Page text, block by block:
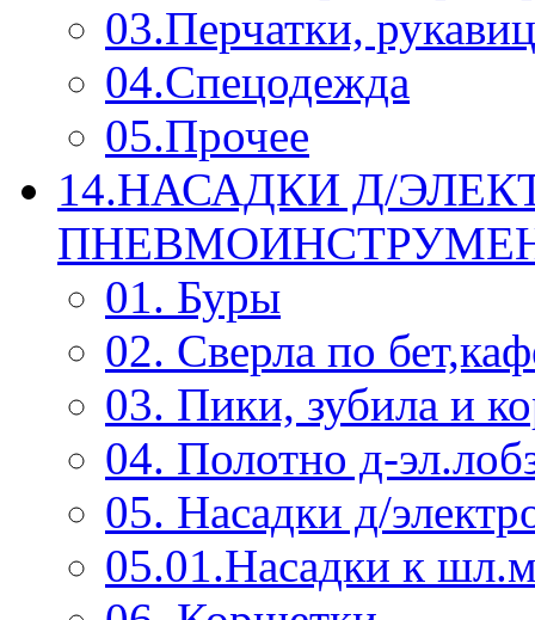
03.Перчатки,
04.Спецодежда
05.Прочее
14.НАСАДКИ Д/
01. Буры
02. Сверла по
03. Пики, зубила и
04. Полотно д-
05. Насадки д/
05.01.Насадки к